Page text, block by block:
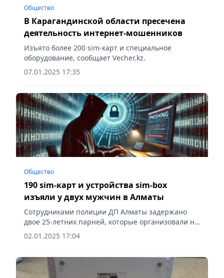
Общество
В Карагандинской области пресечена
деятельность интернет-мошенников
Изъято более 200 sim-карт и специальное
оборудование, сообщает Vecher.kz.
07.01.2025 17:35
Общество
190 sim-карт и устройства sim-box
изъяли у двух мужчин в Алматы
Сотрудниками полиции ДП Алматы задержано
двое 25-летних парней, которые организовали на
съемной квартире бесперебойную работу sim-
box, сообщает Vecher.kz.
02.01.2025 17:04